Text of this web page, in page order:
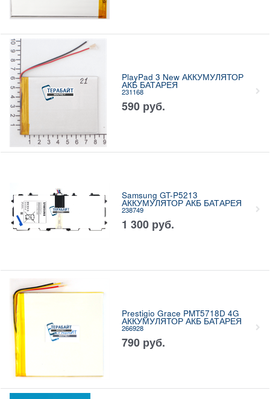
PlayPad 3 New АККУМУЛЯТОР
АКБ БАТАРЕЯ
231168
590 руб.
Samsung GT-P5213
АККУМУЛЯТОР АКБ БАТАРЕЯ
238749
1 300 руб.
Prestigio Grace PMT5718D 4G
АККУМУЛЯТОР АКБ БАТАРЕЯ
266928
790 руб.